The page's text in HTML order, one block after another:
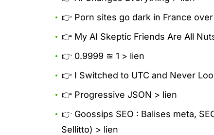
👉 Porn sites go dark in France
👉 My AI Skeptic Friends Are All
👉 0.9999 ≊ 1 > lien
👉 I Switched to UTC and Never
👉 Progressive JSON > lien
👉 Goossips SEO : Balises meta,
Sellitto) > lien